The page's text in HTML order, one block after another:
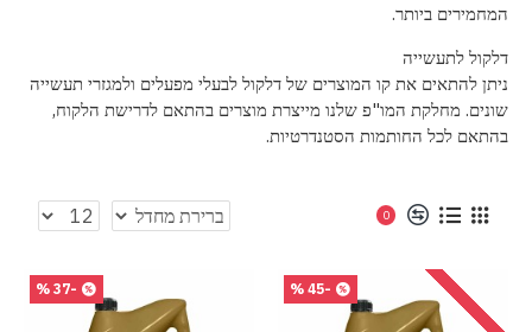
המחמירים ביותר.
דלקול לתעשייה
ניתן להתאים את קו המוצרים של דלקול לבעלי מפעלים ולמגזרי תעשייה
שונים. מחלקת המו"פ שלנו מייצרת מוצרים בהתאם לדרישת הלקוח,
בהתאם לכל החותמות הסטנדרטיות.
0
-45 %
-37 %